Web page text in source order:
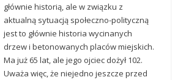
głównie historią, ale w związku z
aktualną sytuacją społeczno-polityczną
jest to głównie historia wycinanych
drzew i betonowanych placów miejskich.
Ma już 65 lat, ale jego ojciec dożył 102.
Uważa więc, że niejedno jeszcze przed